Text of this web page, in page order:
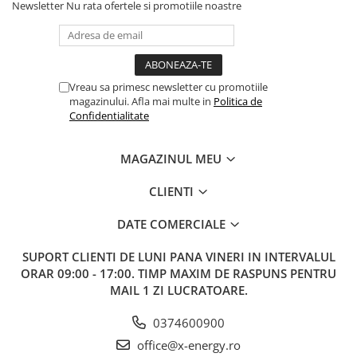
Invertor AustrianSolar Off-
Grid Monofazic 6kWh
Contor Bobina Monofazata CT
Sistem de prindere panouri
fotovoltaice
1
9
Cablu împământare MYF 1×10 mm²
15
Conector MC4
Tablou AC & DC (siguranțe,
descărcătoare, cleme)
Newsletter Nu rata ofertele si promotiile noastre
Vreau sa primesc newsletter cu promotiile
magazinului. Afla mai multe in Politica de
Confidentialitate
MAGAZINUL MEU
CLIENTI
DATE COMERCIALE
SUPORT CLIENTI DE LUNI PANA VINERI IN INTERVALUL
ORAR 09:00 - 17:00. TIMP MAXIM DE RASPUNS PENTRU
MAIL 1 ZI LUCRATOARE.
0374600900
office@x-energy.ro